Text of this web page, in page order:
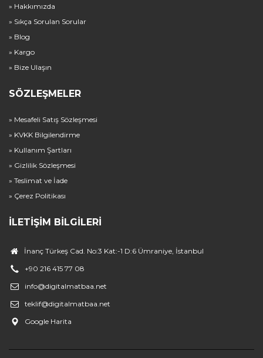
» Hakkımızda
» Sıkça Sorulan Sorular
» Blog
» Kargo
» Bize Ulaşın
SÖZLEŞMELER
» Mesafeli Satış Sözleşmesi
» KVKK Bilgilendirme
» Kullanım Şartları
» Gizlilik Sözleşmesi
» Teslimat ve İade
» Çerez Politikası
İLETIŞIM BILGILERI
İnanç Türkeş Cad. No:3 Kat:-1 D:6 Ümraniye, İstanbul
+90 216 415 77 08
info@digitalmatbaa.net
teklif@digitalmatbaa.net
Google Harita